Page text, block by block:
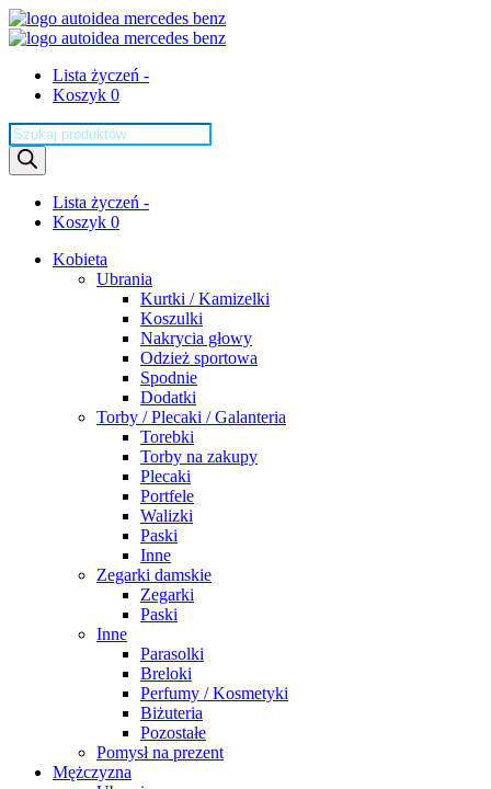
Lista życzeń -
Koszyk 0
Wyszukiwarka
produktów
Lista życzeń -
Koszyk 0
Kobieta
Ubrania
Kurtki / Kamizelki
Koszulki
Nakrycia głowy
Odzież sportowa
Spodnie
Dodatki
Torby / Plecaki / Galanteria
Torebki
Torby na zakupy
Plecaki
Portfele
Walizki
Paski
Inne
Zegarki damskie
Zegarki
Paski
Inne
Parasolki
Breloki
Perfumy / Kosmetyki
Biżuteria
Pozostałe
Pomysł na prezent
Mężczyzna